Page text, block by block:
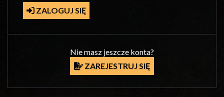
ZALOGUJ SIĘ
Nie masz jeszcze konta?
ZAREJESTRUJ SIĘ